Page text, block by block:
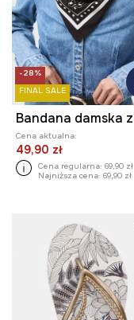
-28%
FINAL SALE
Cena aktualna:
49,90 zł
Cena regularna: 69,90 zł
Najniższa cena: 69,90 zł